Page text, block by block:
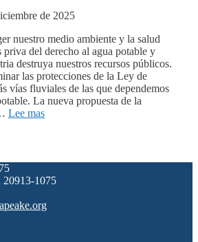
de 2025
nuestro medio ambiente y la salud
del derecho al agua potable y
destruya nuestros recursos públicos.
las protecciones de la Ley de
vías fluviales de las que dependemos
La nueva propuesta de la
Lee mas
20913-1075